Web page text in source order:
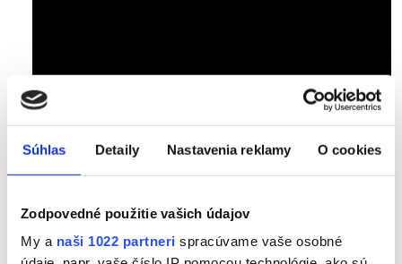
Súhlas Detaily Nastavenia reklamy O cookies
Zodpovedné použitie vašich údajov
My a naši 1022 partneri spracúvame vaše osobné
Priebeh vyšetrenia